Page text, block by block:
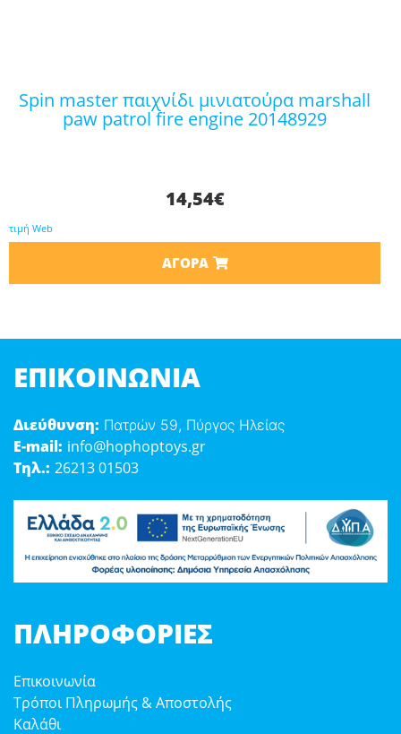
spin master παιχνίδι μινιατούρα marshall
paw patrol fire engine 20148929
14,54€
τιμή Web
ΑΓΟΡΆ
ΕΠΙΚΟΙΝΩΝΊΑ
Διεύθυνση: Πατρών 59, Πύργος Ηλείας
E-mail: info@hophoptoys.gr
Τηλ.: 26213 01503
ΠΛΗΡΟΦΟΡΊΕΣ
Επικοινωνία
Τρόποι Πληρωμής & Αποστολής
Καλάθι